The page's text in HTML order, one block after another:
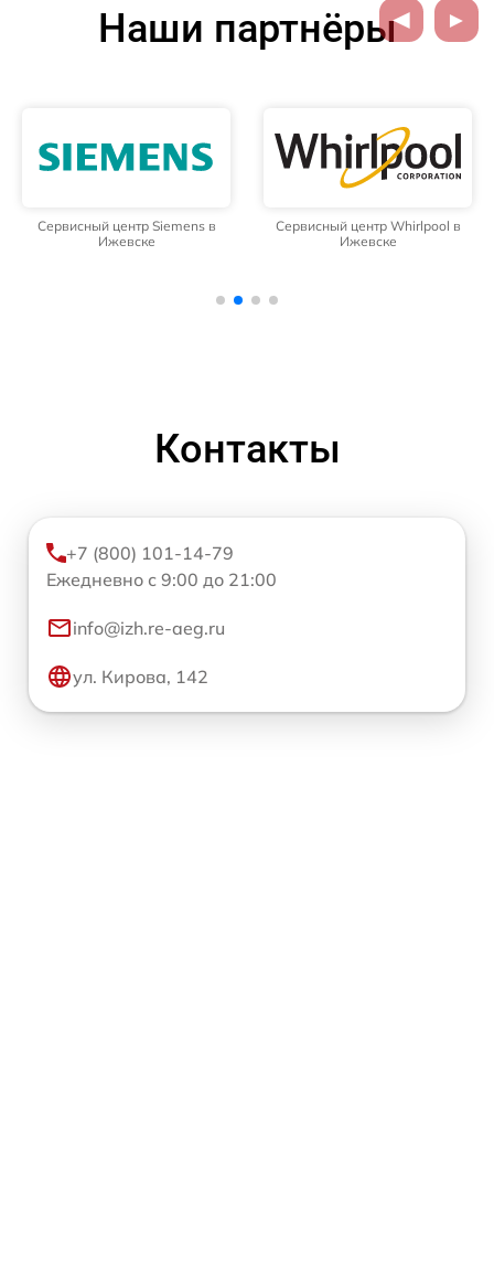
Наши партнёры
Сервисный центр Siemens в
Ижевске
Сервисный центр Whirlpool в
Ижевске
Контакты
+7 (800) 101-14-79
Ежедневно с 9:00 до 21:00
info@izh.re-aeg.ru
ул. Кирова, 142